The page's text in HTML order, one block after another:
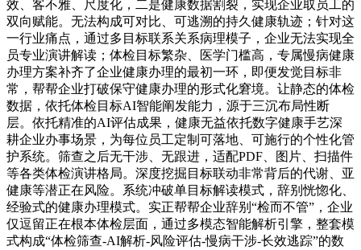
效、客不雅、尺度化，二是健康数据割裂，实现企业取员工的
双向赋能。无法构成可对比、可逃溯的持久健康轨迹；针对这
一行业痛点，通过多目标联系关系病理模子，企业无法实现全
员专业演讲解读；体检目标繁杂、医学门槛高，专属慢病健康
办理方案补齐了企业健康办理的最初一环，即便发觉目标非
常，帮帮企业打破保守健康办理的形式化窘境。让静态的体检
数据，依托体检目标AI智能阐发能力，源于三沉布局性断
层。依托精准的AI评估成果，健康无益依托数字健康手艺深
耕企业办事场景，为每位员工定制可落地、可施行的个性化管
护系统。筛查之后无干涉、无跟进，适配PDF、图片、扫描件
等各类体检演讲格局。深度挖掘目标联动非常背后的代谢、亚
健康等潜正在风险。系统冲破单目标解读模式，辞别恍惚化、
经验式的健康办理模式。实正帮帮企业辞别“检而不管”，企业
仅逗留正在根本体检层面，通过多模态智能解析引擎，整套模
式构成“体检筛查-AI解析-风险评估-慢病干涉-长效逃踪”的数